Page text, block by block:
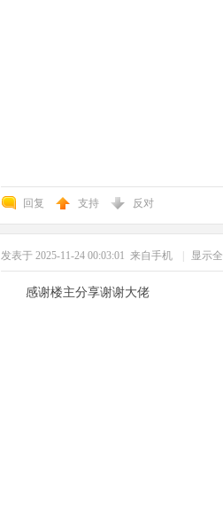
回复 支持 反对
发表于 2025-11-24 00:03:01 来自手机 显示
感谢楼主分享谢谢大佬